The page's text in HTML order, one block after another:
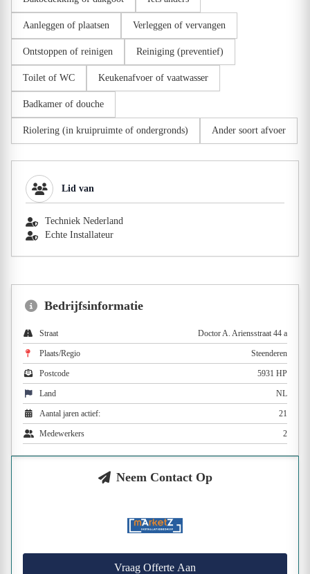
Aanleggen of plaatsen Verleggen of vervangen
Ontstoppen of reinigen Reiniging (preventief)
Toilet of WC Keukenafvoer of vaatwasser
Badkamer of douche
Riolering (in kruipruimte of ondergronds) Ander soort afvoer
Lid van
Techniek Nederland
Echte Installateur
Bedrijfsinformatie
Straat Doctor A. Ariensstraat 44 a
Plaats/Regio Steenderen
Postcode 5931 HP
Land NL
Aantal jaren actief: 21
Medewerkers 2
Neem Contact Op
Vraag Offerte Aan